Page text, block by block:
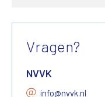
Vragen?
NVVK
info@nvvk.nl